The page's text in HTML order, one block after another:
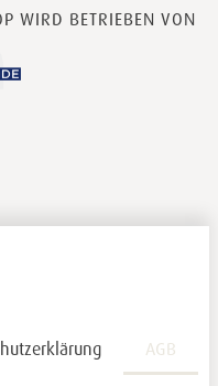
WIRD BETRIEBEN VON
AGB